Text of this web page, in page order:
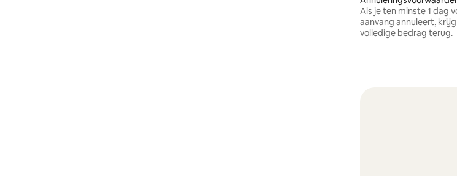
Als je ten minste 1 dag
aanvang annuleert,
volledige bedrag terug.